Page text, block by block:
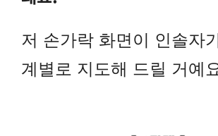
저 손가락 화면이 인솔자
계별로 지도해 드릴 거예